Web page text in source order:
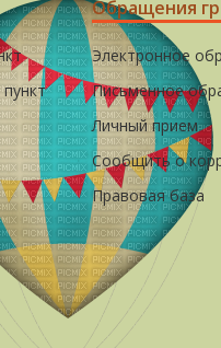
Обращения
Электронное
Письменное
Личный прием
Сообщить о
Правовая база